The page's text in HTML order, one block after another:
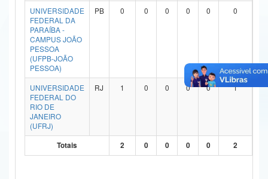
Ministério da Mulher, da Família e dos Direitos Humanos
Secretaria-Geral
Secretaria de Governo
Gabinete de Segurança Institucional
Advocacia-Geral da União
Banco Central do Brasil
UNIVERSIDADE
FEDERAL DA
PARAÍBA -
CAMPUS JOÃO
PESSOA
(UFPB-JOÃO
PESSOA)
PB 0 0 0 0 0 0
UNIVERSIDADE
FEDERAL DO
RIO DE
JANEIRO
(UFRJ)
RJ 1 0 0 0 0 1
Totais 2 0 0 0 0 2